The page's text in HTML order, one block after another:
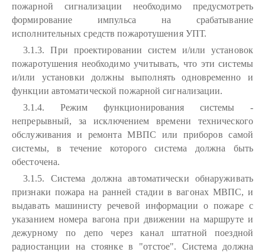
пожарной сигнализации необходимо предусмотреть
формирование импульса на срабатывание
исполнительных средств пожаротушения УПТ.
3.1.3. При проектировании систем и/или установок
пожаротушения необходимо учитывать, что эти системы
и/или установки должны выполнять одновременно и
функции автоматической пожарной сигнализации.
3.1.4. Режим функционирования системы -
непрерывный, за исключением времени технического
обслуживания и ремонта МВПС или приборов самой
системы, в течение которого система должна быть
обесточена.
3.1.5. Система должна автоматически обнаруживать
признаки пожара на ранней стадии в вагонах МВПС, и
выдавать машинисту речевой информации о пожаре с
указанием номера вагона при движении на маршруте и
дежурному по депо через канал штатной поездной
радиостанции на стоянке в "отстое". Система должна